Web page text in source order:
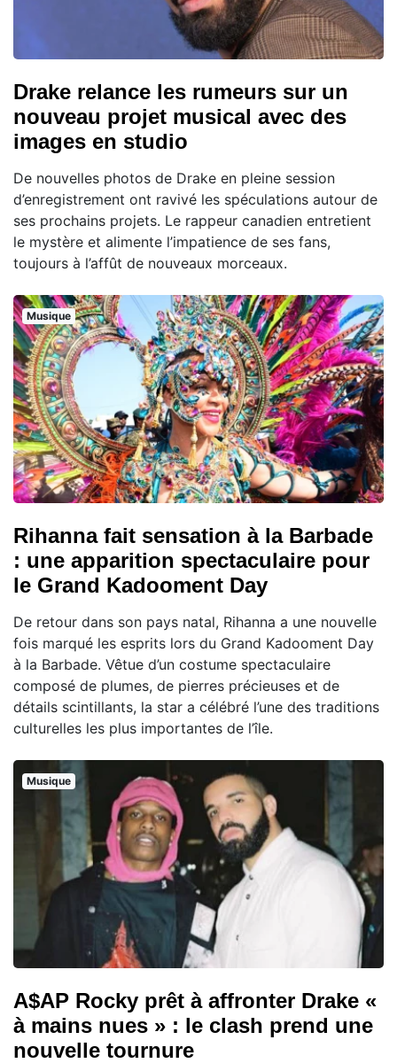
Drake relance les rumeurs sur un
nouveau projet musical avec des
images en studio
De nouvelles photos de Drake en pleine session
d’enregistrement ont ravivé les spéculations autour de
ses prochains projets. Le rappeur canadien entretient
le mystère et alimente l’impatience de ses fans,
toujours à l’affût de nouveaux morceaux.
Musique
Rihanna fait sensation à la Barbade
: une apparition spectaculaire pour
le Grand Kadooment Day
De retour dans son pays natal, Rihanna a une nouvelle
fois marqué les esprits lors du Grand Kadooment Day
à la Barbade. Vêtue d’un costume spectaculaire
composé de plumes, de pierres précieuses et de
détails scintillants, la star a célébré l’une des traditions
culturelles les plus importantes de l’île.
Musique
A$AP Rocky prêt à affronter Drake «
à mains nues » : le clash prend une
nouvelle tournure